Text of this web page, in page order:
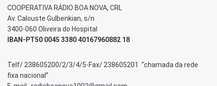
COOPERATIVA RÁDIO BOA NOVA, CRL
Av. Calouste Gulbenkian, s/n
3400-060 Oliveira do Hospital
IBAN-PT50 0045 3380 40167960882 18
Telf/ 238605200/2/3/4/5-Fax/ 238605201 “chamada da rede
fixa nacional”